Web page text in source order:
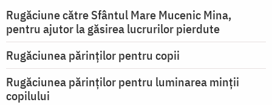
Rugăciune către Sfântul Mare Mucenic Mina,
pentru ajutor la găsirea lucrurilor pierdute
Rugăciunea părinților pentru copii
Rugăciunea părinților pentru luminarea minţii
copilului